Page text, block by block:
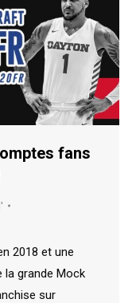
fans
2018 et une
la grande Mock
sur